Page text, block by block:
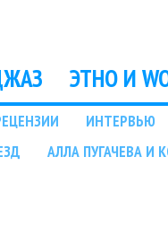
ЭТНО И
ИНТЕРВЬЮ
АЛЛА ПУГАЧЕВА И